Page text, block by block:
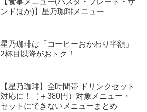
ンドほか)】星乃珈琲メニュー
星乃珈琲は「コーヒーおかわり半額」
2杯目以降がおトク！
【星乃珈琲】全時間帯 ドリンクセット
対応に！（＋380円）対象メニュー・
セットにできないメニューまとめ